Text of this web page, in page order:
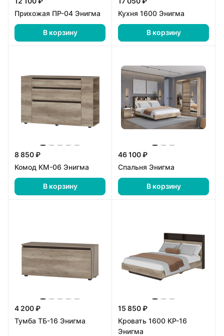
Прихожая ПР-04 Энигма
В корзину
Кухня 1600 Энигма
В корзину
8 850 ₽
Комод КМ-06 Энигма
В корзину
46 100 ₽
Спальня Энигма
В корзину
4 200 ₽
Тумба ТБ-16 Энигма
15 850 ₽
Кровать 1600 КР-16
Энигма